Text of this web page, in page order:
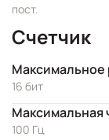
пост.
Счетчик
Максимальное
16 бит
Максимальная
100 Гц